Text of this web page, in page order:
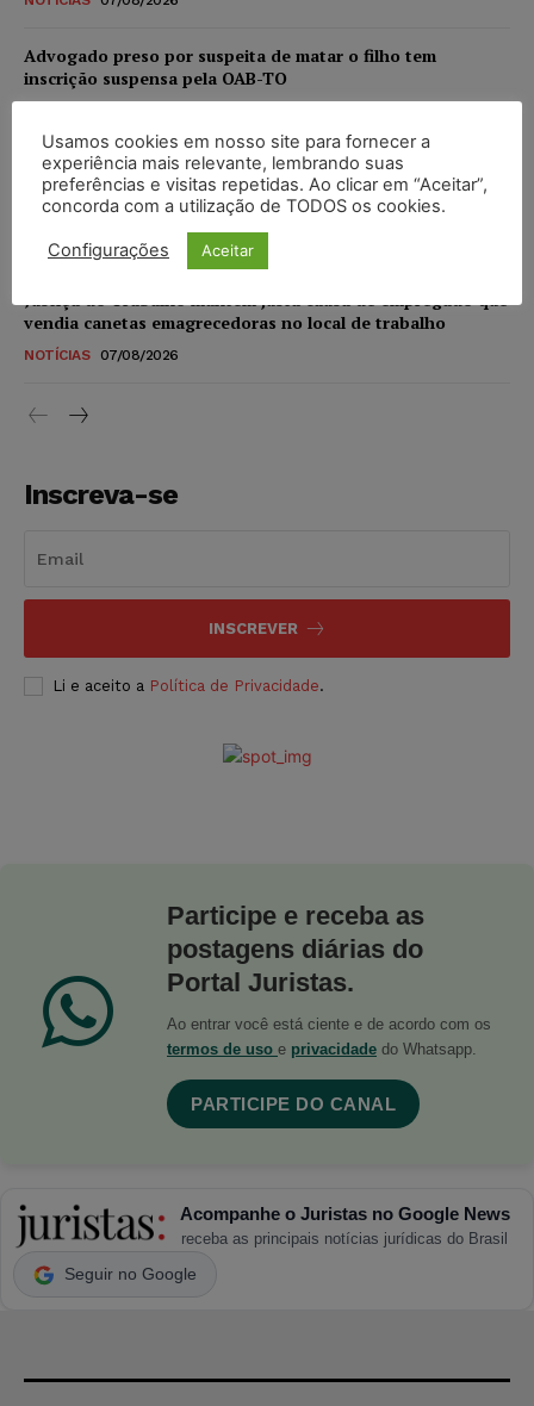
Advogado preso por suspeita de matar o filho tem
inscrição suspensa pela OAB-TO
STF amplia isenção de IBS e CBS na compra de veículos
novos para pessoas com deficiência e autistas de todos os
níveis
DIREITO TRIBUTÁRIO 07/08/2026
Justiça do Trabalho mantém justa causa de empregado que
vendia canetas emagrecedoras no local de trabalho
NOTÍCIAS 07/08/2026
Inscreva-se
INSCREVER
Li e aceito a Política de Privacidade.
Participe e receba as
postagens diárias do
Portal Juristas.
Ao entrar você está ciente e de acordo com os
termos de uso e privacidade do Whatsapp.
PARTICIPE DO CANAL
Acompanhe o Juristas no Google News
receba as principais notícias jurídicas do Brasil
Seguir no Google
Usamos cookies em nosso site para fornecer a
experiência mais relevante, lembrando suas
preferências e visitas repetidas. Ao clicar em “Aceitar”,
concorda com a utilização de TODOS os cookies.
Configurações Aceitar